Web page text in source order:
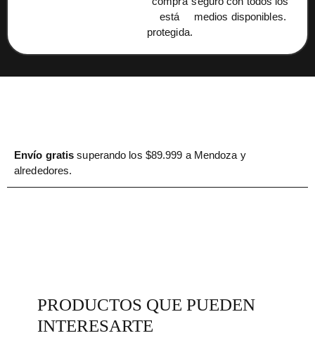
está
protegida.
medios disponibles.
Envío gratis superando los $89.999 a Mendoza y
alrededores.
PRODUCTOS QUE PUEDEN
INTERESARTE